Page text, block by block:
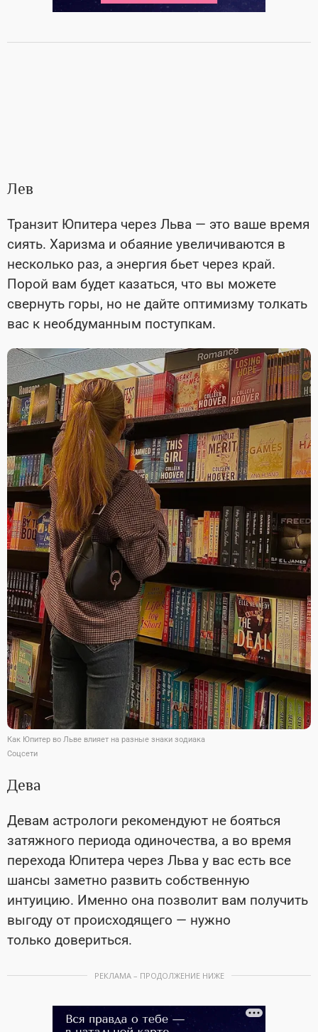
Лев
Транзит Юпитера через Льва — это ваше время
сиять. Харизма и обаяние увеличиваются в
несколько раз, а энергия бьет через край.
Порой вам будет казаться, что вы можете
свернуть горы, но не дайте оптимизму толкать
вас к необдуманным поступкам.
Как Юпитер во Льве влияет на разные знаки зодиака
Соцсети
Дева
Девам астрологи рекомендуют не бояться
затяжного периода одиночества, а во время
перехода Юпитера через Льва у вас есть все
шансы заметно развить собственную
интуицию. Именно она позволит вам получить
выгоду от происходящего — нужно
только довериться.
РЕКЛАМА – ПРОДОЛЖЕНИЕ НИЖЕ